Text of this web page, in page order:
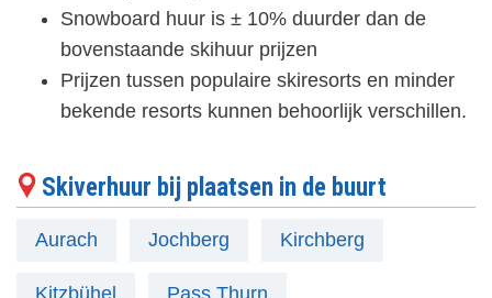
Snowboard huur is ± 10% duurder dan de
bovenstaande skihuur prijzen
Prijzen tussen populaire skiresorts en minder
bekende resorts kunnen behoorlijk verschillen.
Skiverhuur bij plaatsen in de buurt
Aurach Jochberg Kirchberg